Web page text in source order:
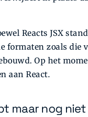
Reacts JSX
formaten zoals die
Op het
aan React.
maar nog niet